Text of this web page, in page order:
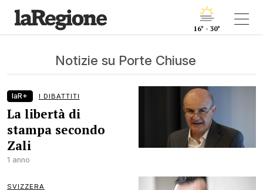
16° - 30°
Notizie su Porte Chiuse
laR+ I DIBATTITI
La libertà di
stampa secondo
Zali
1 anno
SVIZZERA